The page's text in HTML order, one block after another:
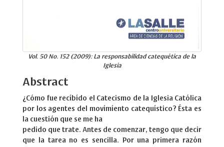
Vol. 50 No. 152 (2009): La responsabilidad catequética de la
Iglesia
Abstract
¿Cómo fue recíbído el Catecismo de la Iglesia Católica
por los agentes del movímíento catequístico? Ésta es
la cuestión que se me ha
pedido que trate. Antes de comenzar, tengo que decir
que la tarea no es sencilla. Por una primera razón